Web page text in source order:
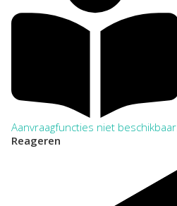
Aanvraagfuncties niet beschikbaar.
Reageren